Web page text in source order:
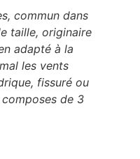
commun dans
taille, originaire
adapté à la
les vents
fissuré ou
de 3